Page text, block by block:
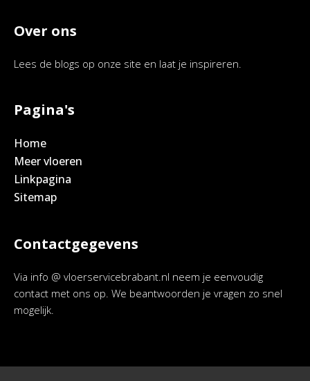
Over ons
Lees de blogs op onze site en laat je inspireren.
Pagina's
Home
Meer vloeren
Linkpagina
Sitemap
Contactgegevens
Via info @ vloerservicebrabant.nl neem je eenvoudig
contact met ons op. We beantwoorden je vragen zo snel
mogelijk.